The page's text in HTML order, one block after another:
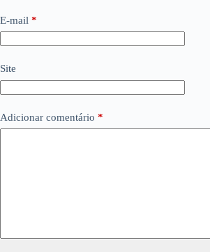
E-mail *
Site
Adicionar comentário *